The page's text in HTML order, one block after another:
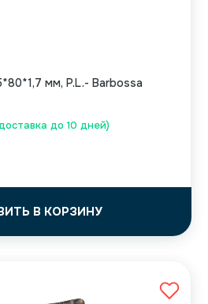
до 10 дней)
мм, P.L.- Barbossa
В КОРЗИНУ